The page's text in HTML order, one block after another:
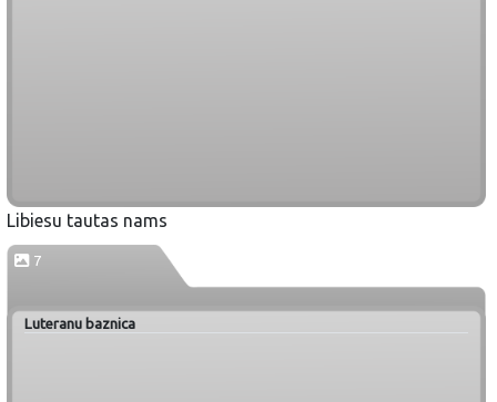
Libiesu tautas nams
7
Luteranu baznica